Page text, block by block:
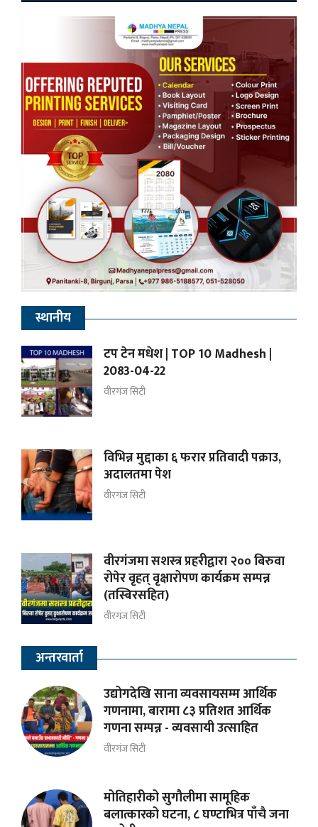
स्थानीय
टप टेन मधेश | TOP 10 Madhesh |
2083-04-22
वीरगंज सिटी
विभिन्न मुद्दाका ६ फरार प्रतिवादी पक्राउ,
अदालतमा पेश
वीरगंज सिटी
वीरगंजमा सशस्त्र प्रहरीद्वारा २०० बिरुवा
रोपेर वृहत् वृक्षारोपण कार्यक्रम सम्पन्न
(तस्बिरसहित)
वीरगंज सिटी
अन्तरवार्ता
उद्योगदेखि साना व्यवसायसम्म आर्थिक
गणनामा, बारामा ८३ प्रतिशत आर्थिक
गणना सम्पन्न - व्यवसायी उत्साहित
वीरगंज सिटी
मोतिहारीको सुगौलीमा सामूहिक
बलात्कारको घटना, ८ घण्टाभित्र पाँचै जना